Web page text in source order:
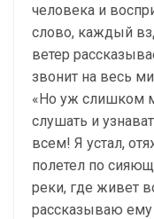
человека и
слово, каждый
ветер
звонит на весь
«Но уж слишком
слушать и
всем! Я устал,
полетел по
реки, где живет
рассказываю ему